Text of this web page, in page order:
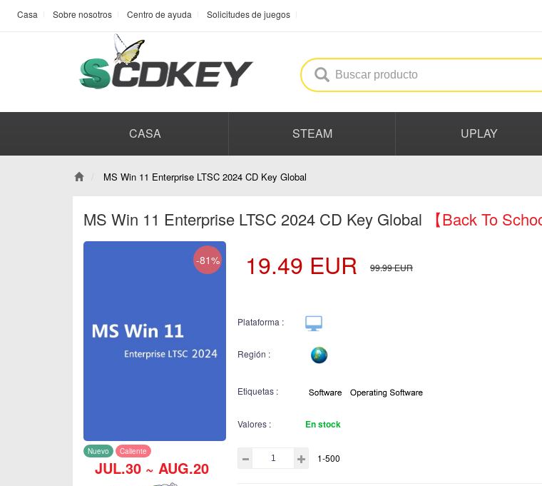
Casa Sobre nosotros Centro de ayuda Solicitudes de juegos
CASA STEAM UPLAY
MS Win 11 Enterprise LTSC 2024 CD Key Global
MS Win 11 Enterprise LTSC 2024 CD Key Global 【Back To
-81%
JUL.30 ~ AUG.20
Nuevo Caliente
19.49 EUR 99.99EUR
Plataforma :
Región :
Etiquetas :
Valores : En stock
1-500